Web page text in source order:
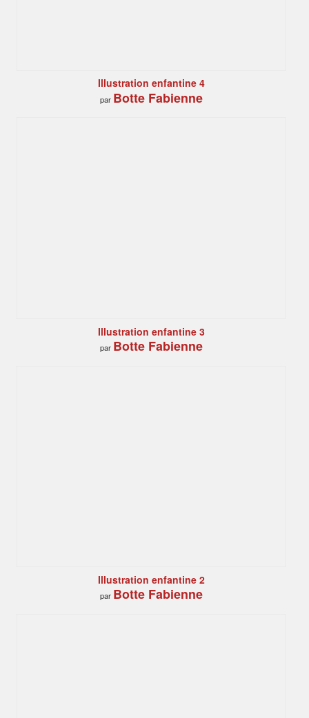
Illustration enfantine 4
par Botte Fabienne
Illustration enfantine 3
par Botte Fabienne
Illustration enfantine 2
par Botte Fabienne